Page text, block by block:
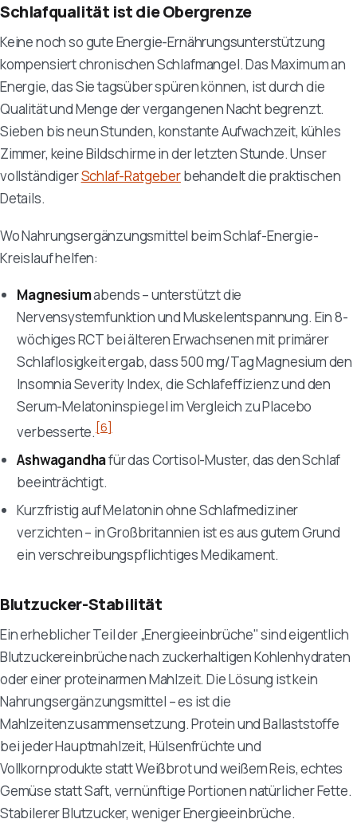
Schlafqualität ist die Obergrenze
Keine noch so gute Energie-Ernährungsunterstützung
kompensiert chronischen Schlafmangel. Das Maximum an
Energie, das Sie tagsüber spüren können, ist durch die
Qualität und Menge der vergangenen Nacht begrenzt.
Sieben bis neun Stunden, konstante Aufwachzeit, kühles
Zimmer, keine Bildschirme in der letzten Stunde. Unser
vollständigerSchlaf-Ratgeberbehandelt die praktischen
Details.
Wo Nahrungsergänzungsmittel beim Schlaf-Energie-
Kreislauf helfen:
Magnesiumabends – unterstützt die
Nervensystemfunktion und Muskelentspannung. Ein 8-
wöchiges RCT bei älteren Erwachsenen mit primärer
Schlaflosigkeit ergab, dass 500 mg/Tag Magnesium den
Insomnia Severity Index, die Schlafeffizienz und den
Serum-Melatoninspiegel im Vergleich zu Placebo
verbesserte. [6]
Ashwagandhafür das Cortisol-Muster, das den Schlaf
beeinträchtigt.
Kurzfristig auf Melatonin ohne Schlafmediziner
verzichten – in Großbritannien ist es aus gutem Grund
ein verschreibungspflichtiges Medikament.
Blutzucker-Stabilität
Ein erheblicher Teil der „Energieeinbrüche" sind eigentlich
Blutzuckereinbrüche nach zuckerhaltigen Kohlenhydraten
oder einer proteinarmen Mahlzeit. Die Lösung ist kein
Nahrungsergänzungsmittel – es ist die
Mahlzeitenzusammensetzung. Protein und Ballaststoffe
bei jeder Hauptmahlzeit, Hülsenfrüchte und
Vollkornprodukte statt Weißbrot und weißem Reis, echtes
Gemüse statt Saft, vernünftige Portionen natürlicher Fette.
Stabilerer Blutzucker, weniger Energieeinbrüche.